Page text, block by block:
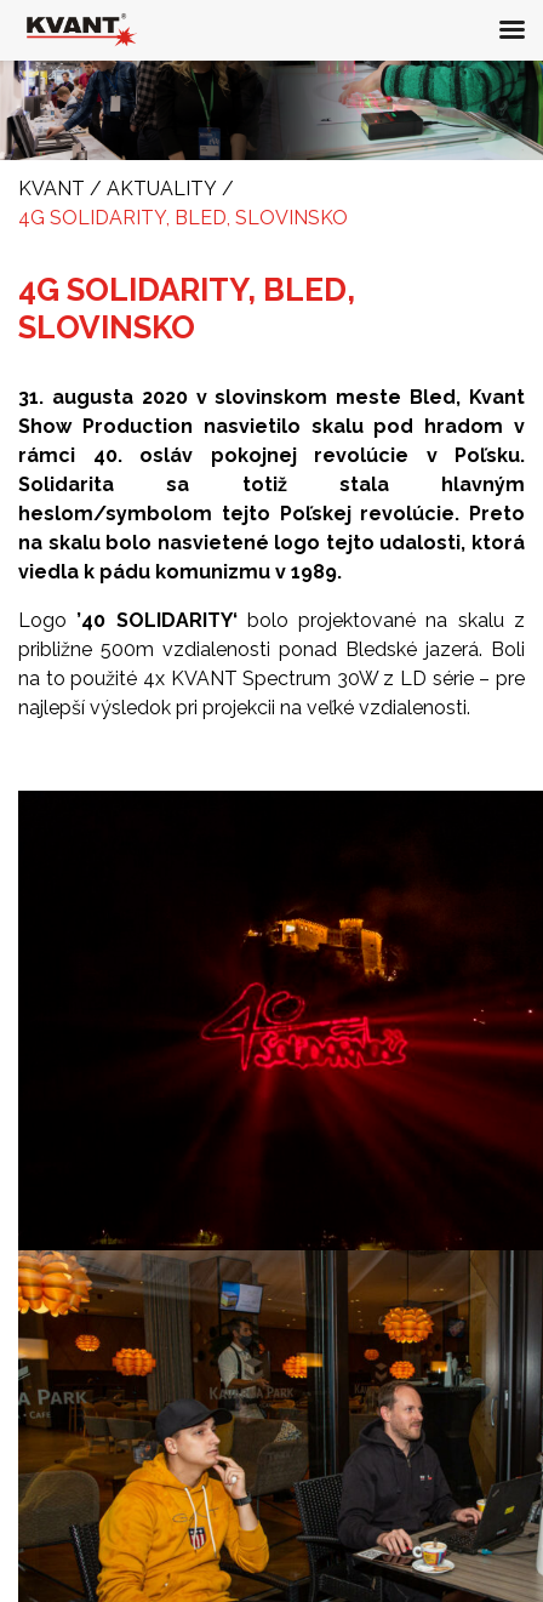
KVANT / AKTUALITY /
4G SOLIDARITY, BLED, SLOVINSKO
4G SOLIDARITY, BLED,
SLOVINSKO
31. augusta 2020 v slovinskom meste Bled, Kvant
Show Production nasvietilo skalu pod hradom v
rámci 40. osláv pokojnej revolúcie v Poľsku.
Solidarita sa totiž stala hlavným
heslom/symbolom tejto Poľskej revolúcie. Preto
na skalu bolo nasvietené logo tejto udalosti, ktorá
viedla k pádu komunizmu v 1989.
Logo ’40 SOLIDARITY‘bolo projektované na skalu z
približne 500m vzdialenosti ponad Bledské jazerá. Boli
na to použité 4x KVANT Spectrum 30W z LD série – pre
najlepší výsledok pri projekcii na veľké vzdialenosti.